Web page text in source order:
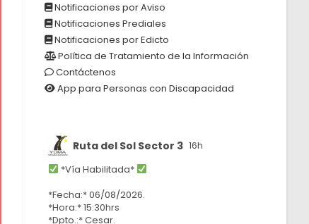
Notificaciones por Aviso
Notificaciones Prediales
Notificaciones por Edicto
Política de Tratamiento de la Información
Contáctenos
App para Personas con Discapacidad
Ruta del Sol Sector 3 16h
*Vía Habilitada*
*Fecha:* 06/08/2026.
*Hora:* 15:30hrs
*Dpto.:* Cesar.